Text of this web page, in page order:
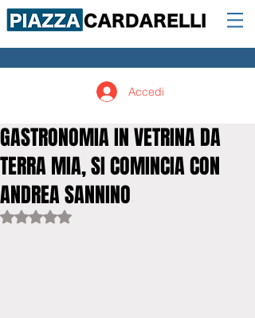
Accedi
GASTRONOMIA IN VETRINA DA
TERRA MIA, SI COMINCIA CON
ANDREA SANNINO
Valutazione NaN stelle su 5.